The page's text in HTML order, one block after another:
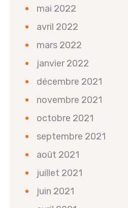
mai 2022
avril 2022
mars 2022
janvier 2022
décembre 2021
novembre 2021
octobre 2021
septembre 2021
août 2021
juillet 2021
juin 2021